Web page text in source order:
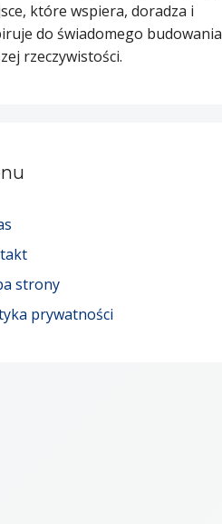
które wspiera, doradza i
do świadomego budowania
rzeczywistości.
strony
prywatności